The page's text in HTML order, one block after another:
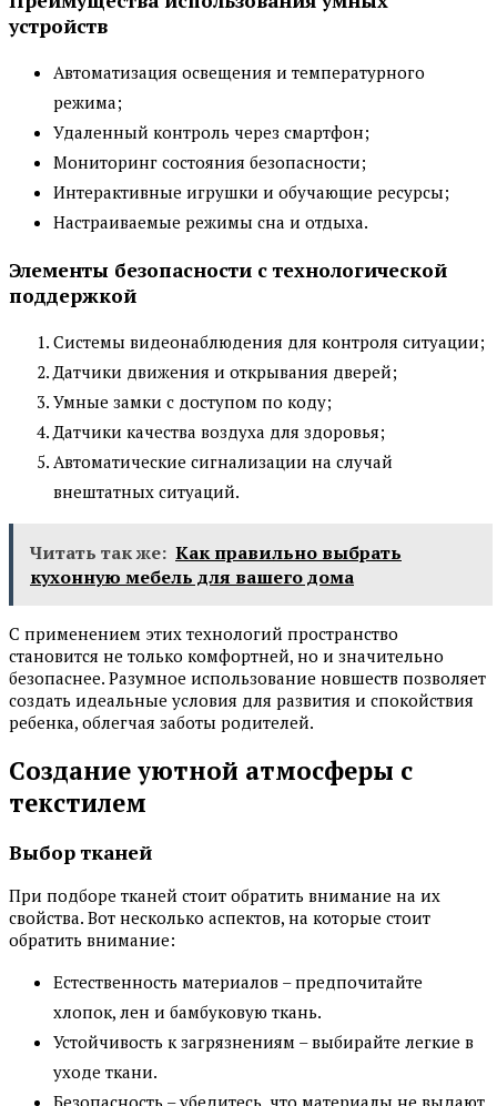
устройств
Автоматизация освещения и температурного
режима;
Удаленный контроль через смартфон;
Мониторинг состояния безопасности;
Интерактивные игрушки и обучающие ресурсы;
Настраиваемые режимы сна и отдыха.
Элементы безопасности с технологической
поддержкой
Системы видеонаблюдения для контроля ситуации;
Датчики движения и открывания дверей;
Умные замки с доступом по коду;
Датчики качества воздуха для здоровья;
Автоматические сигнализации на случай
внештатных ситуаций.
Читать так же: Как правильно выбрать
кухонную мебель для вашего дома
С применением этих технологий пространство
становится не только комфортней, но и значительно
безопаснее. Разумное использование новшеств позволяет
создать идеальные условия для развития и спокойствия
ребенка, облегчая заботы родителей.
Создание уютной атмосферы с
текстилем
Выбор тканей
При подборе тканей стоит обратить внимание на их
свойства. Вот несколько аспектов, на которые стоит
обратить внимание:
Естественность материалов – предпочитайте
хлопок, лен и бамбуковую ткань.
Устойчивость к загрязнениям – выбирайте легкие в
уходе ткани.